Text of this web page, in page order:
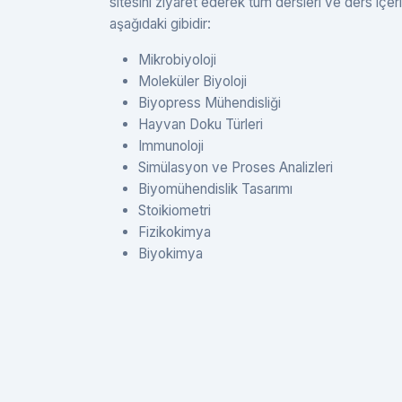
aşağıdaki gibidir:
Mikrobiyoloji
Moleküler Biyoloji
Biyopress Mühendisliği
Hayvan Doku Türleri
Immunoloji
Simülasyon ve Proses Analizleri
Biyomühendislik Tasarımı
Stoikiometri
Fizikokimya
Biyokimya